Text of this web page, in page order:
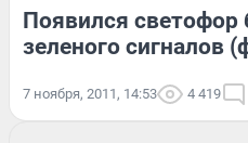
Появился светофор
зеленого сигналов
7 ноября, 2011, 14:53 4 419